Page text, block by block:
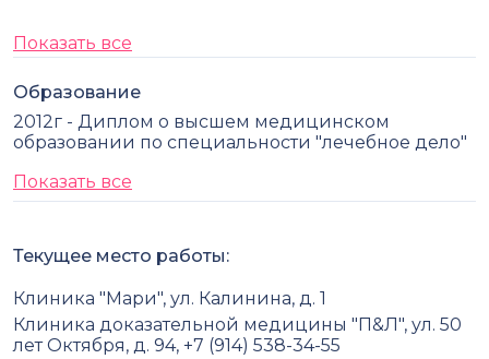
Показать все
Образование
2012г - Диплом о высшем медицинском
образовании по специальности "лечебное дело"
Показать все
Текущее место работы:
Клиника "Мари", ул. Калинина, д. 1
Клиника доказательной медицины "П&Л", ул. 50
лет Октября, д. 94, +7 (914) 538-34-55